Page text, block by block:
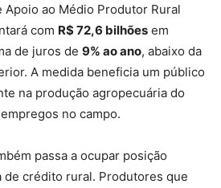
Apoio ao Médio Produtor Rural
com R$ 72,6 bilhões em
de juros de 9% ao ano, abaixo da
A medida beneficia um público
na produção agropecuária do
no campo.
passa a ocupar posição
de crédito rural. Produtores que